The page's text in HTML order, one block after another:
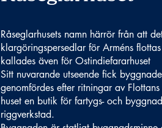
Råseglarhusets namn härrör från att
klargöringspersedlar för Arméns
kallades även för Ostindiefararhuset
Sitt nuvarande utseende fick
genomfördes efter ritningar av
huset en butik för fartygs- och
riggverkstad.